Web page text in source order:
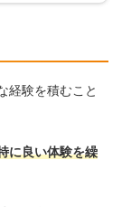
経験を積むこと
に良い体験を繰